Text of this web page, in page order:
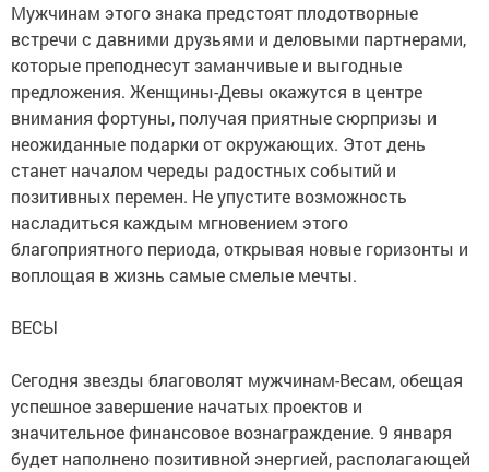
Мужчинам этого знака предстоят плодотворные
встречи с давними друзьями и деловыми партнерами,
которые преподнесут заманчивые и выгодные
предложения. Женщины-Девы окажутся в центре
внимания фортуны, получая приятные сюрпризы и
неожиданные подарки от окружающих. Этот день
станет началом череды радостных событий и
позитивных перемен. Не упустите возможность
насладиться каждым мгновением этого
благоприятного периода, открывая новые горизонты и
воплощая в жизнь самые смелые мечты.
ВЕСЫ
Сегодня звезды благоволят мужчинам-Весам, обещая
успешное завершение начатых проектов и
значительное финансовое вознаграждение. 9 января
будет наполнено позитивной энергией, располагающей